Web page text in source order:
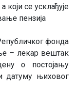
који се усклађује
пензија
фонда
– лекар вештак
о постојању
датуму њиховог